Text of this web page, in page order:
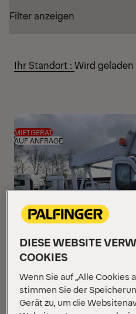
Filter anzeigen
Ihr Standort : Wird geladen
MIETGERÄT
AUF ANFRAGE
P 250 BK
DIESE WEBSITE
COOKIES
Wenn Sie auf „Alle Cookies
stimmen Sie der
Gerät zu, um die